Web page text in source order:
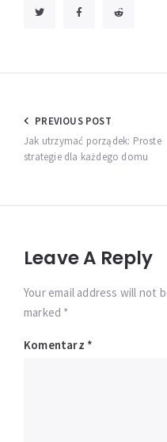
Nawigacja
wpisu
PREVIOUS POST
Jak utrzymać porządek: Proste
strategie dla każdego domu
Leave A Reply
Your email address will not
marked *
Komentarz *